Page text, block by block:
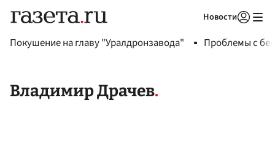
Новости
Покушение на главу "Уралдронзавода" Проблемы с
Владимир Драчев